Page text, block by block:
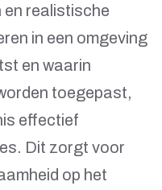
realistische
in een omgeving
en waarin
toegepast,
effectief
Dit zorgt voor
op het